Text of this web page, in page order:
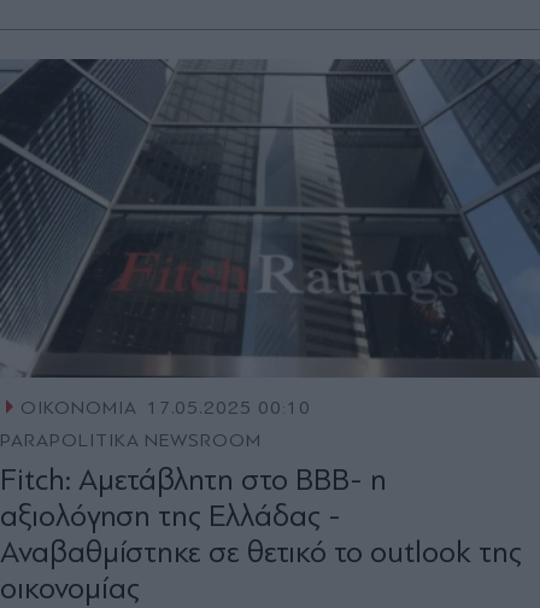
ΟΙΚΟΝΟΜΙΑ 17.05.2025 00:10
PARAPOLITIKA NEWSROOM
Fitch: Αμετάβλητη στο ΒΒΒ- η
αξιολόγηση της Ελλάδας -
Αναβαθμίστηκε σε θετικό το outlook της
οικονομίας